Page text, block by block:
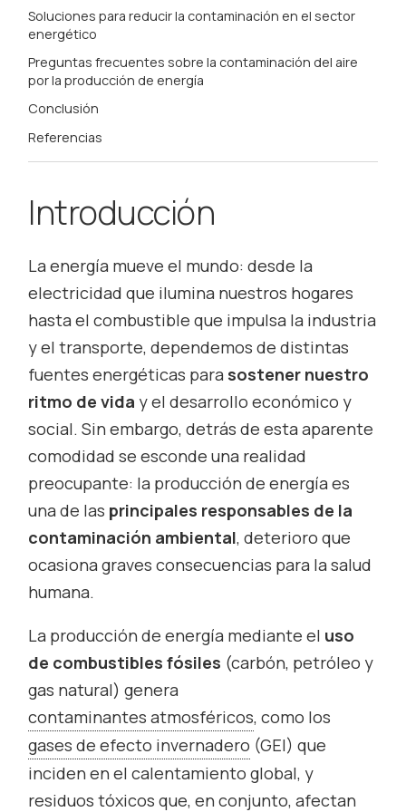
Soluciones para reducir la contaminación en el sector
energético
Preguntas frecuentes sobre la contaminación del aire
por la producción de energía
Conclusión
Referencias
Introducción
La energía mueve el mundo: desde la
electricidad que ilumina nuestros hogares
hasta el combustible que impulsa la industria
y el transporte, dependemos de distintas
fuentes energéticas para sostener nuestro
ritmo de vida y el desarrollo económico y
social. Sin embargo, detrás de esta aparente
comodidad se esconde una realidad
preocupante: la producción de energía es
una de las principales responsables de la
contaminación ambiental, deterioro que
ocasiona graves consecuencias para la salud
humana.
La producción de energía mediante el uso
de combustibles fósiles (carbón, petróleo y
gas natural) genera
contaminantes atmosféricos, como los
gases de efecto invernadero (GEI) que
inciden en el calentamiento global, y
residuos tóxicos que, en conjunto, afectan